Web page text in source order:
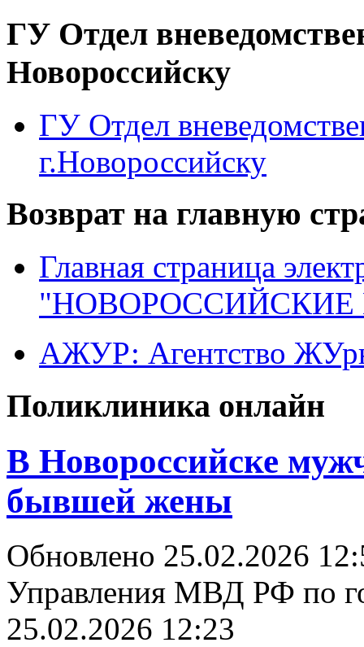
ГУ Отдел
Новороссийску
ГУ Отдел
г.Новороссийску
Возврат на главную
Главная страница
"НОВОРОССИЙСКИЕ
АЖУР: Агентство
Поликлиника онлайн
В Новороссийске
бывшей жены
Обновлено 25.02.2026
Управления МВД РФ по
25.02.2026 12:23